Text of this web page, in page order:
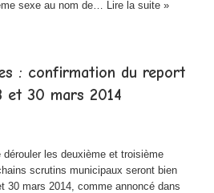
sexe au nom de… Lire la suite »
: confirmation du report
et 30 mars 2014
dérouler les deuxième et troisième
scrutins municipaux seront bien
30 mars 2014, comme annoncé dans